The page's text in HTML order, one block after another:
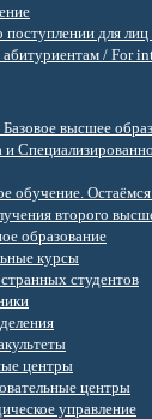
для
/ For
Базовое высшее
и
обучение.
второго
образование
курсы
студентов
центры
центры
управление